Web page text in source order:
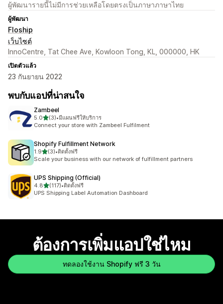
ผู้พัฒนารายนี้ไม่มีการช่วยเหลือโดยตรงเป็นภาษาภาษาไทย
ผู้พัฒนา
Floship
เว็บไซต์
InnoCentre, Tat Chee Ave, Kowloon Tong, KL, 000000, HK
เปิดตัวแล้ว
23 กันยายน 2022
พบกับแอปที่น่าสนใจ
Zambeel
5.0เต็ม 5 ดาว
(3)
ทั้งหมด 3 รีวิว
•มีแผนฟรีให้บริการ
Connect your store with Zambeel Fulfilment
Shopify Fulfillment Network
1.9เต็ม 5 ดาว
(3)
ทั้งหมด 3 รีวิว
•ติดตั้งฟรี
Scale your business with our network of fulfillment partners
UPS Shipping (Official)
4.8เต็ม 5 ดาว
(117)
ทั้งหมด 117 รีวิว
•ติดตั้งฟรี
UPS Shipping Label Automation Dashboard
ต้องการเพิ่มแอปใช่ไหม
ทดลองใช้งาน Shopify ฟรี 3 วัน